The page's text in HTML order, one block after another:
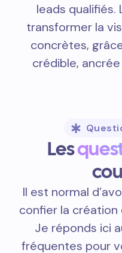
leads qualifiés.
transformer la
concrètes,
crédible,
Les
Il est normal
confier la création
Je réponds ici
fréquentes pour